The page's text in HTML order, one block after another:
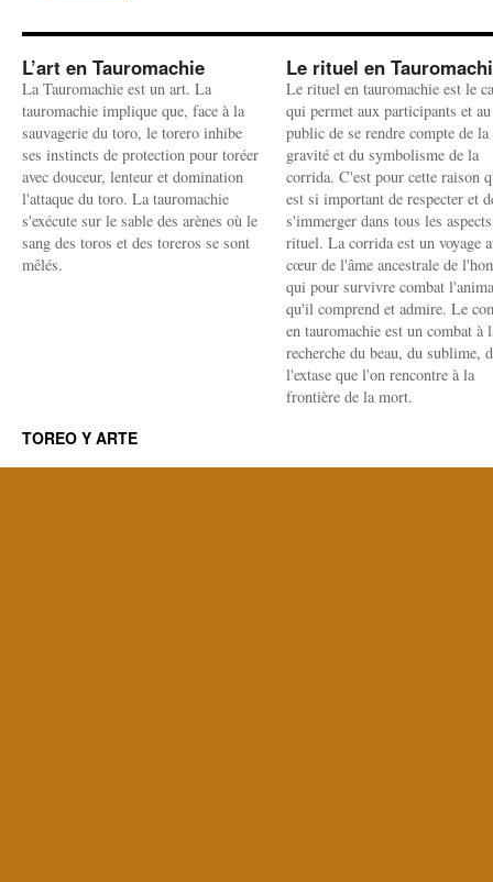
L’art en Tauromachie
La Tauromachie est un art. La
tauromachie implique que, face à la
sauvagerie du toro, le torero inhibe
ses instincts de protection pour toréer
avec douceur, lenteur et domination
l'attaque du toro. La tauromachie
s'exécute sur le sable des arènes où le
sang des toros et des toreros se sont
mêlés.
Le rituel en
Le rituel en tauromachie est le
qui permet aux participants et au
public de se rendre compte de la
gravité et du symbolisme de la
corrida. C'est pour cette raison
est si important de respecter et
s'immerger dans tous les
rituel. La corrida est un voyage
cœur de l'âme ancestrale de
qui pour survivre combat
qu'il comprend et admire. Le
en tauromachie est un combat à
recherche du beau, du sublime,
l'extase que l'on rencontre à la
frontière de la mort.
TOREO Y ARTE